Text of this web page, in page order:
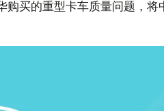
购买的重型卡车质量问题，将